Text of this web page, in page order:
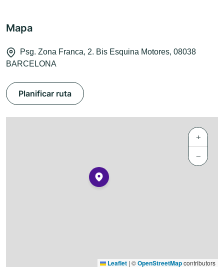
Mapa
Psg. Zona Franca, 2. Bis Esquina Motores, 08038
BARCELONA
Planificar ruta
+
−
Leaflet | ©OpenStreetMapcontributors